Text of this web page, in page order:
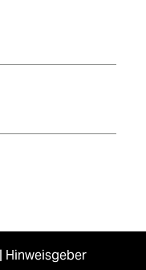
Hinweisgeber